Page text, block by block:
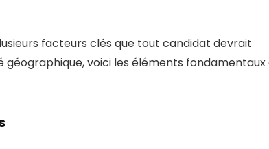
facteurs clés que tout candidat devrait
voici les éléments fondamentaux